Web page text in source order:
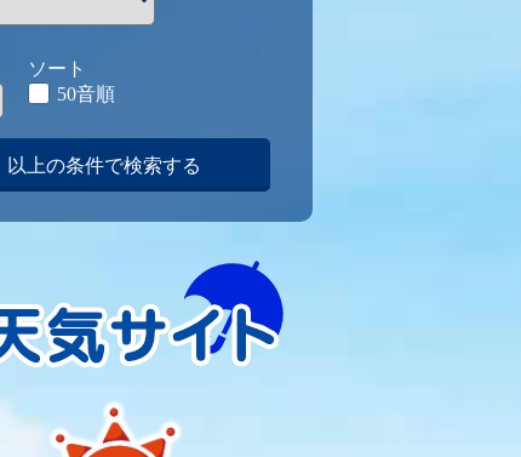
ソート
50音順
以上の条件で検索する